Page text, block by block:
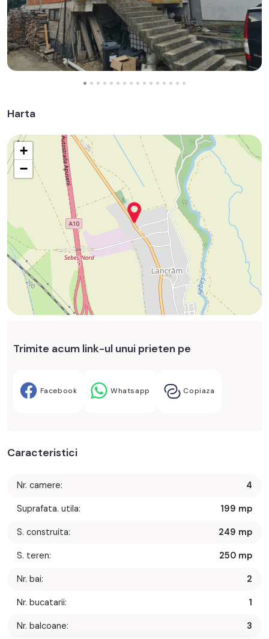
Harta
+
−
Trimite acum link-ul unui prieten pe
Facebook Whatsapp Copiaza
Caracteristici
Nr. camere: 4
Suprafata. utila: 199 mp
S. construita: 249 mp
S. teren: 250 mp
Nr. bai: 2
Nr. bucatarii: 1
Nr. balcoane: 3